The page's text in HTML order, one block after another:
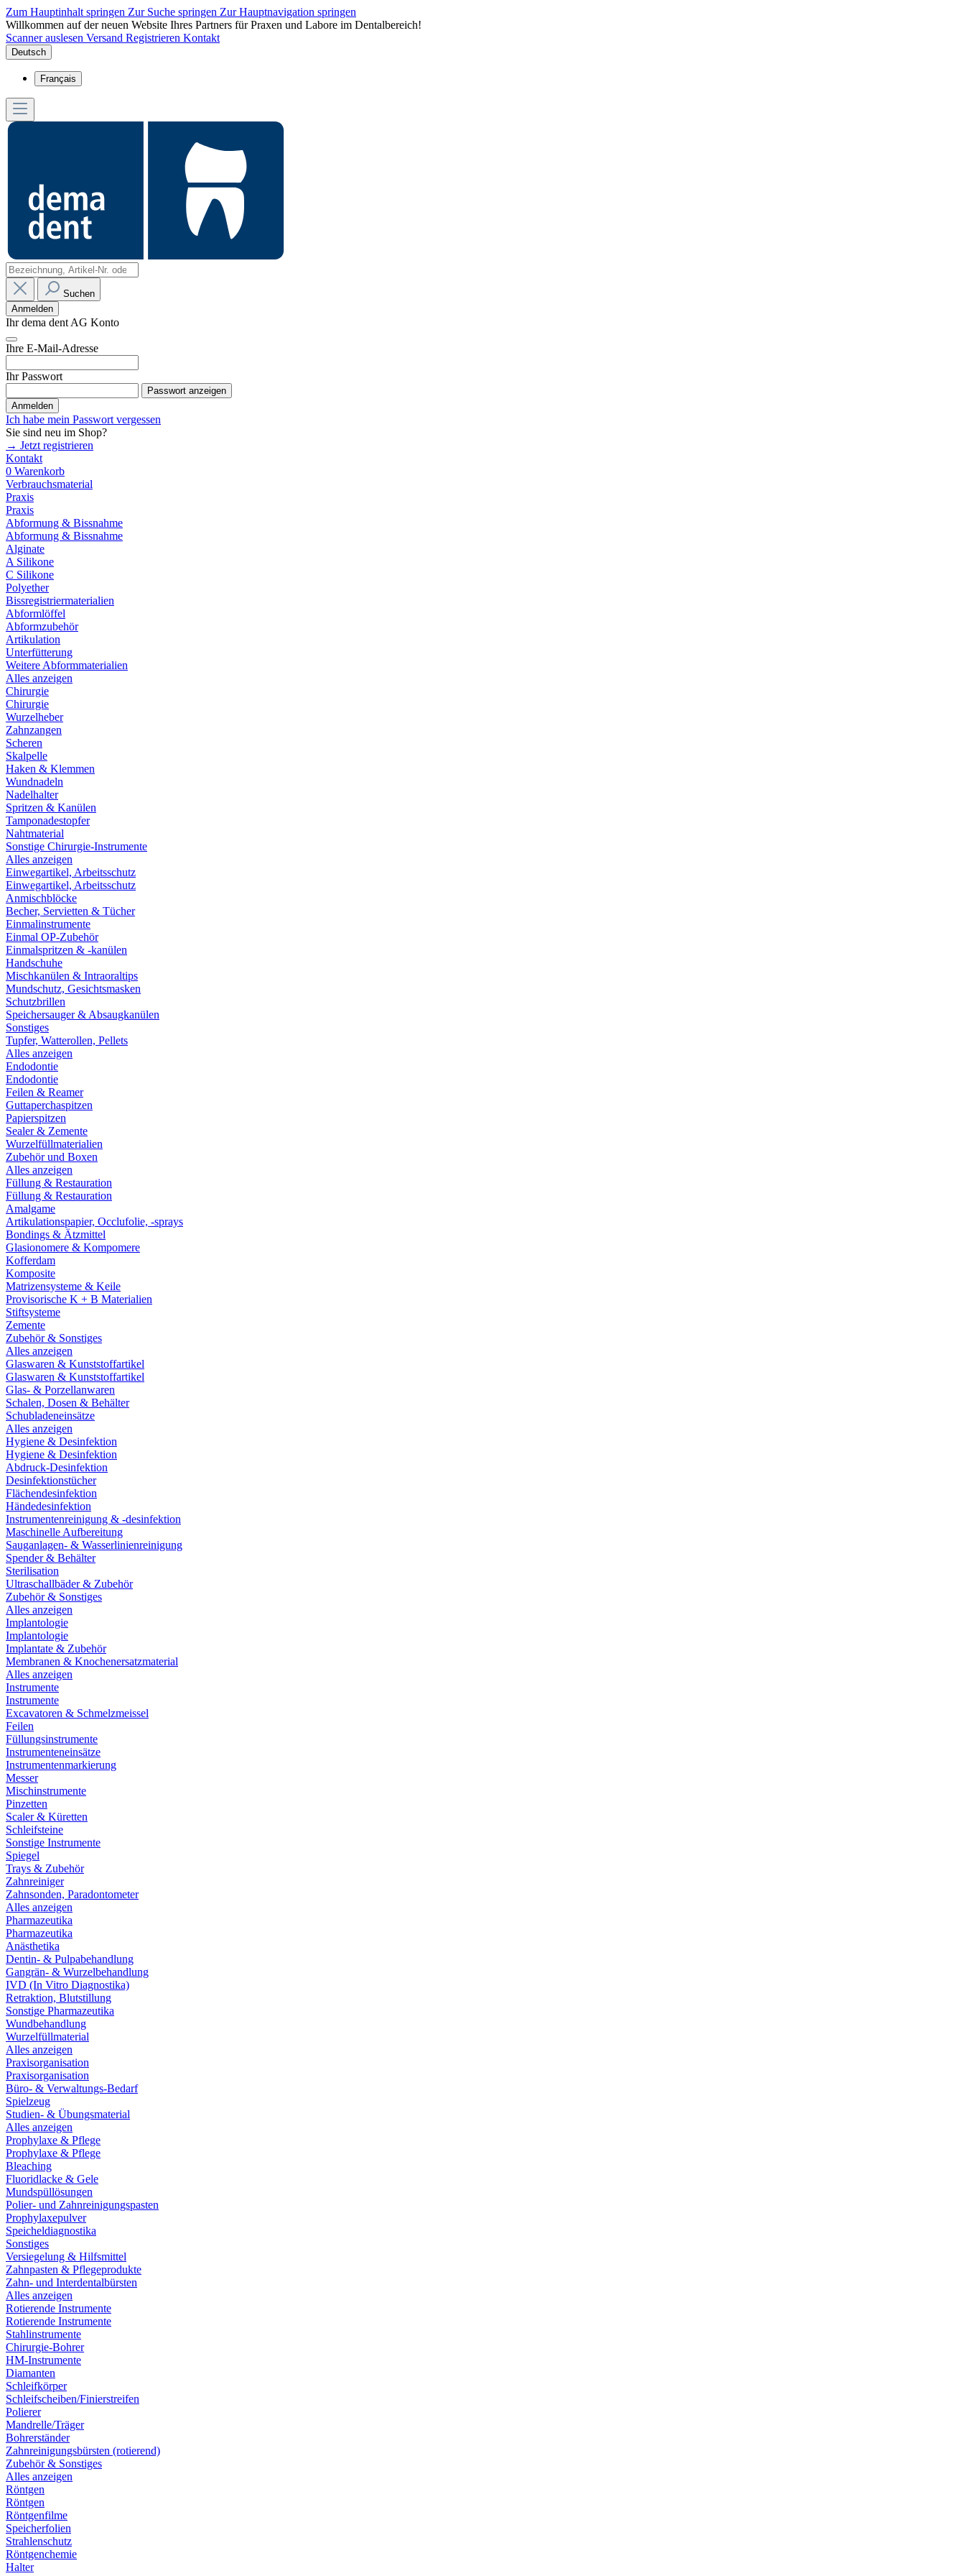
Zum Hauptinhalt springen Zur Suche springen Zur Hauptnavigation springen
Willkommen auf der neuen Website Ihres Partners für Praxen und Labore im Dentalbereich!
Scanner auslesen Versand Registrieren Kontakt
Deutsch
Français
Suchen
Anmelden
Ihr dema dent AG Konto
Ihre E-Mail-Adresse
Ihr Passwort
Passwort anzeigen
Anmelden
Ich habe mein Passwort vergessen
Sie sind neu im Shop?
→ Jetzt registrieren
Kontakt
0 Warenkorb
Verbrauchsmaterial
Praxis
Praxis
Abformung & Bissnahme
Abformung & Bissnahme
Alginate
A Silikone
C Silikone
Polyether
Bissregistriermaterialien
Abformlöffel
Abformzubehör
Artikulation
Unterfütterung
Weitere Abformmaterialien
Alles anzeigen
Chirurgie
Chirurgie
Wurzelheber
Zahnzangen
Scheren
Skalpelle
Haken & Klemmen
Wundnadeln
Nadelhalter
Spritzen & Kanülen
Tamponadestopfer
Nahtmaterial
Sonstige Chirurgie-Instrumente
Alles anzeigen
Einwegartikel, Arbeitsschutz
Einwegartikel, Arbeitsschutz
Anmischblöcke
Becher, Servietten & Tücher
Einmalinstrumente
Einmal OP-Zubehör
Einmalspritzen & -kanülen
Handschuhe
Mischkanülen & Intraoraltips
Mundschutz, Gesichtsmasken
Schutzbrillen
Speichersauger & Absaugkanülen
Sonstiges
Tupfer, Watterollen, Pellets
Alles anzeigen
Endodontie
Endodontie
Feilen & Reamer
Guttaperchaspitzen
Papierspitzen
Sealer & Zemente
Wurzelfüllmaterialien
Zubehör und Boxen
Alles anzeigen
Füllung & Restauration
Füllung & Restauration
Amalgame
Artikulationspapier, Occlufolie, -sprays
Bondings & Ätzmittel
Glasionomere & Kompomere
Kofferdam
Komposite
Matrizensysteme & Keile
Provisorische K + B Materialien
Stiftsysteme
Zemente
Zubehör & Sonstiges
Alles anzeigen
Glaswaren & Kunststoffartikel
Glaswaren & Kunststoffartikel
Glas- & Porzellanwaren
Schalen, Dosen & Behälter
Schubladeneinsätze
Alles anzeigen
Hygiene & Desinfektion
Hygiene & Desinfektion
Abdruck-Desinfektion
Desinfektionstücher
Flächendesinfektion
Händedesinfektion
Instrumentenreinigung & -desinfektion
Maschinelle Aufbereitung
Sauganlagen- & Wasserlinienreinigung
Spender & Behälter
Sterilisation
Ultraschallbäder & Zubehör
Zubehör & Sonstiges
Alles anzeigen
Implantologie
Implantologie
Implantate & Zubehör
Membranen & Knochenersatzmaterial
Alles anzeigen
Instrumente
Instrumente
Excavatoren & Schmelzmeissel
Feilen
Füllungsinstrumente
Instrumenteneinsätze
Instrumentenmarkierung
Messer
Mischinstrumente
Pinzetten
Scaler & Küretten
Schleifsteine
Sonstige Instrumente
Spiegel
Trays & Zubehör
Zahnreiniger
Zahnsonden, Paradontometer
Alles anzeigen
Pharmazeutika
Pharmazeutika
Anästhetika
Dentin- & Pulpabehandlung
Gangrän- & Wurzelbehandlung
IVD (In Vitro Diagnostika)
Retraktion, Blutstillung
Sonstige Pharmazeutika
Wundbehandlung
Wurzelfüllmaterial
Alles anzeigen
Praxisorganisation
Praxisorganisation
Büro- & Verwaltungs-Bedarf
Spielzeug
Studien- & Übungsmaterial
Alles anzeigen
Prophylaxe & Pflege
Prophylaxe & Pflege
Bleaching
Fluoridlacke & Gele
Mundspüllösungen
Polier- und Zahnreinigungspasten
Prophylaxepulver
Speicheldiagnostika
Sonstiges
Versiegelung & Hilfsmittel
Zahnpasten & Pflegeprodukte
Zahn- und Interdentalbürsten
Alles anzeigen
Rotierende Instrumente
Rotierende Instrumente
Stahlinstrumente
Chirurgie-Bohrer
HM-Instrumente
Diamanten
Schleifkörper
Schleifscheiben/Finierstreifen
Polierer
Mandrelle/Träger
Bohrerständer
Zahnreinigungsbürsten (rotierend)
Zubehör & Sonstiges
Alles anzeigen
Röntgen
Röntgen
Röntgenfilme
Speicherfolien
Strahlenschutz
Röntgenchemie
Halter